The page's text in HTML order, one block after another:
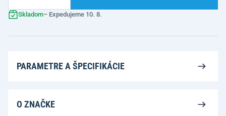
Skladom– Expedujeme 10. 8.
PARAMETRE A ŠPECIFIKÁCIE
O ZNAČKE